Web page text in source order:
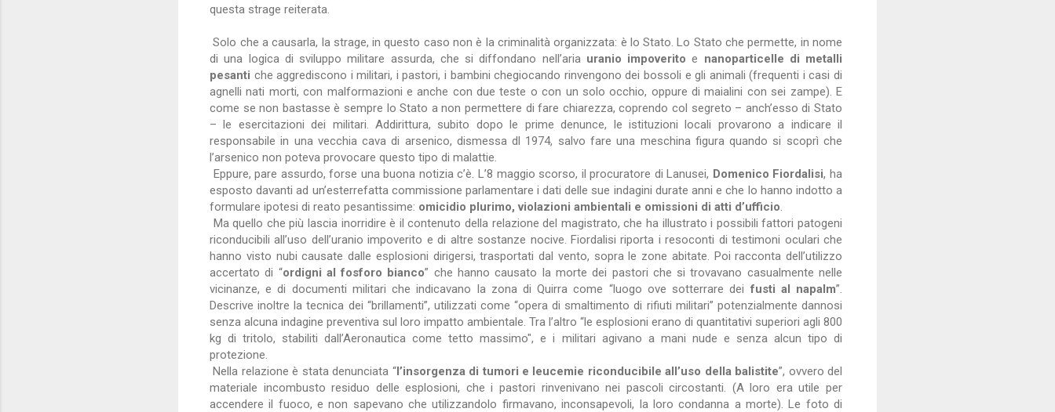
questa strage reiterata.
Solo che a causarla, la strage, in questo caso non è la criminalità organizzata: è lo Stato. Lo Stato che permette, in nome
di una logica di sviluppo militare assurda, che si diffondano nell’aria uranio impoverito e nanoparticelle di metalli
pesanti che aggrediscono i militari, i pastori, i bambini chegiocando rinvengono dei bossoli e gli animali (frequenti i casi di
agnelli nati morti, con malformazioni e anche con due teste o con un solo occhio, oppure di maialini con sei zampe). E
come se non bastasse è sempre lo Stato a non permettere di fare chiarezza, coprendo col segreto – anch’esso di Stato
– le esercitazioni dei militari. Addirittura, subito dopo le prime denunce, le istituzioni locali provarono a indicare il
responsabile in una vecchia cava di arsenico, dismessa dl 1974, salvo fare una meschina figura quando si scoprì che
l’arsenico non poteva provocare questo tipo di malattie.
Eppure, pare assurdo, forse una buona notizia c’è. L’8 maggio scorso, il procuratore di Lanusei, Domenico Fiordalisi, ha
esposto davanti ad un’esterrefatta commissione parlamentare i dati delle sue indagini durate anni e che lo hanno indotto a
formulare ipotesi di reato pesantissime: omicidio plurimo, violazioni ambientali e omissioni di atti d’ufficio
Ma quello che più lascia inorridire è il contenuto della relazione del magistrato, che ha illustrato i possibili fattori patogeni
riconducibili all’uso dell’uranio impoverito e di altre sostanze nocive. Fiordalisi riporta i resoconti di testimoni oculari che
hanno visto nubi causate dalle esplosioni dirigersi, trasportati dal vento, sopra le zone abitate. Poi racconta dell’utilizzo
accertato di “ordigni al fosforo bianco” che hanno causato la morte dei pastori che si trovavano casualmente nelle
vicinanze, e di documenti militari che indicavano la zona di Quirra come “luogo ove sotterrare deifusti al napalm”.
Descrive inoltre la tecnica dei “brillamenti”, utilizzati come “opera di smaltimento di rifiuti militari” potenzialmente dannosi
senza alcuna indagine preventiva sul loro impatto ambientale. Tra l’altro “le esplosioni erano di quantitativi superiori agli 800
kg di tritolo, stabiliti dall’Aeronautica come tetto massimo", e i militari agivano a mani nude e senza alcun tipo di
protezione.
Nella relazione è stata denunciata “l’insorgenza di tumori e leucemie riconducibile all’uso della balistite”, ovvero del
materiale incombusto residuo delle esplosioni, che i pastori rinvenivano nei pascoli circostanti. (A loro era utile per
accendere il fuoco, e non sapevano che utilizzandolo firmavano, inconsapevoli, la loro condanna a morte). Le foto di